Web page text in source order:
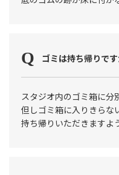
ゴミは持ち帰りです
スタジオ内のゴミ箱に分
但しゴミ箱に入りきらな
持ち帰りいただきますよ